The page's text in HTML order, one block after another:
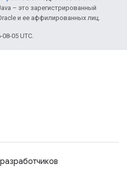
– это зарегистрированный
и ее аффилированных лиц.
05 UTC.